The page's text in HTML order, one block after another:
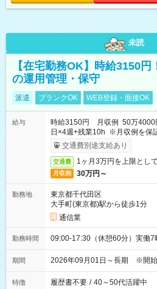
未読
【在宅勤務OK】時給3150
の運用管理・保守
派遣 ブランクOK WEB登録・面接OK
給与
時給3150円 月収例 50万4000
日×4週+残業10h ※月収例を保
交通費別途支給あり
交通費 1ヶ月3万円を上限とし
月収例 30万円～
勤務地
東京都千代田区
大手町(東京都)駅から徒歩1分
通信業
勤務時間 09:00-17:30（休憩60分）実働7
期間 2026年09月01日～長期 ※開
特徴 履歴書不要 / 40～50代活躍中